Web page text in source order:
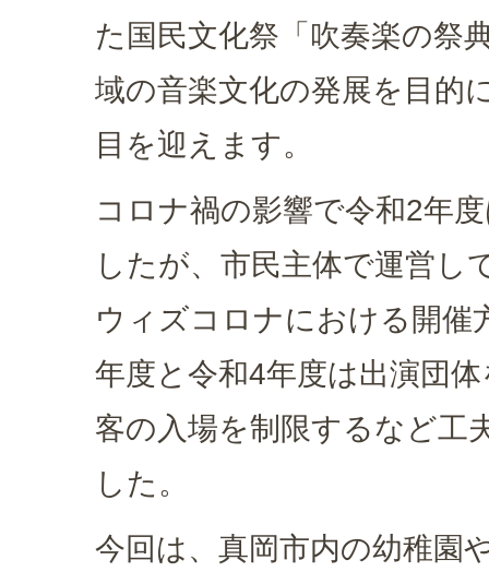
た国民文化祭「吹奏楽の祭
域の音楽文化の発展を目的
目を迎えます。
コロナ禍の影響で令和2年
したが、市民主体で運営し
ウィズコロナにおける開催
年度と令和4年度は出演団
客の入場を制限するなど工
した。
今回は、真岡市内の幼稚園